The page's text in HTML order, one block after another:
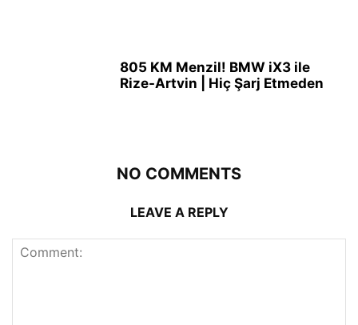
805 KM Menzil! BMW iX3 ile
Rize-Artvin | Hiç Şarj Etmeden
NO COMMENTS
LEAVE A REPLY